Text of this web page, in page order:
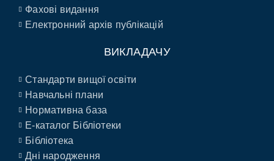
Фахові видання
Електронний архів публікацій
ВИКЛАДАЧУ
Стандарти вищої освіти
Навчальні плани
Нормативна база
E-каталог Бібліотеки
Бібліотека
Дні народження